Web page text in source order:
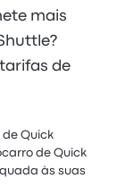
mais
de
Quick
de Quick
às suas